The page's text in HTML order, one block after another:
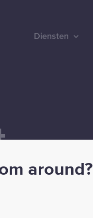
Diensten
around?